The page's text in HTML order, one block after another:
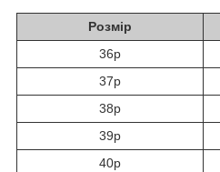
Розмір
36р
37р
38р
39р
40р